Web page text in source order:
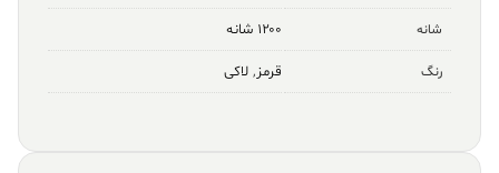
شانه ۱۲۰۰ شانه
رنگ قرمز, لاکی